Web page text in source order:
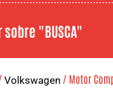
sobre "BUSCA"
Volkswagen / Motor